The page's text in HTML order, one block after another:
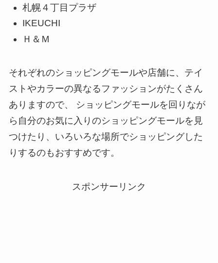
札幌４丁目プラザ
IKEUCHI
Ｈ＆Ｍ
それぞれのショッピングモールや店舗に、テイ
ストやカラーの異なるファッションがたくさん
ありますので、 ショッピングモールを回りなが
ら自分のお気に入りのショッピングモールを見
つけたり、いろいろな場所でショッピングした
りするのもおすすめです。
スポンサーリンク